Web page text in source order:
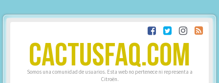
CACTUSFAQ.COM
Somos una comunidad de usuarios. Esta web no pertenece ni representa a
Citroën.